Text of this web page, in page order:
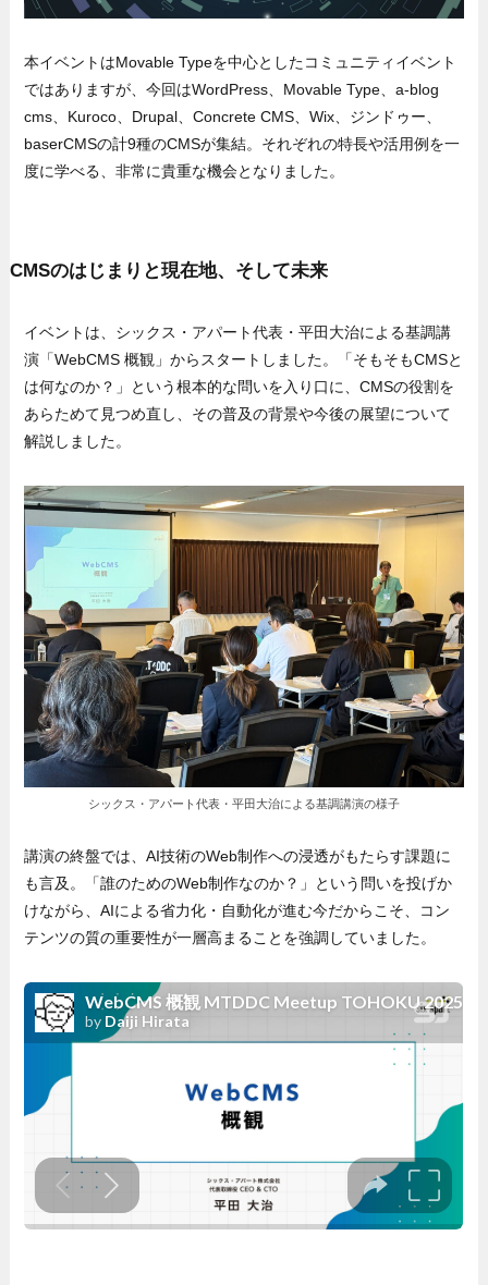
本イベントはMovable Typeを中心としたコミュニティイベント
ではありますが、今回はWordPress、Movable Type、a-blog
cms、Kuroco、Drupal、Concrete CMS、Wix、ジンドゥー、
baserCMSの計9種のCMSが集結。それぞれの特長や活用例を一
度に学べる、非常に貴重な機会となりました。
CMSのはじまりと現在地、そして未来
イベントは、シックス・アパート代表・平田大治による基調講
演「WebCMS 概観」からスタートしました。「そもそもCMSと
は何なのか？」という根本的な問いを入り口に、CMSの役割を
あらためて見つめ直し、その普及の背景や今後の展望について
解説しました。
シックス・アパート代表・平田大治による基調講演の様子
講演の終盤では、AI技術のWeb制作への浸透がもたらす課題に
も言及。「誰のためのWeb制作なのか？」という問いを投げか
けながら、AIによる省力化・自動化が進む今だからこそ、コン
テンツの質の重要性が一層高まることを強調していました。